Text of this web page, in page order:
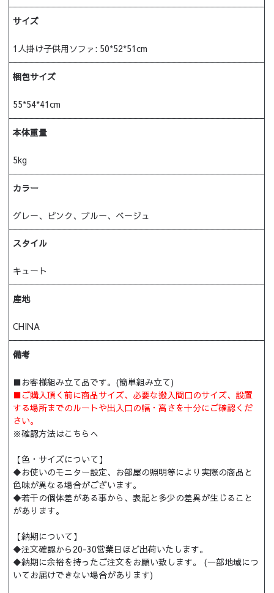
サイズ
1人掛け子供用ソファ: 50*52*51cm
梱包サイズ
55*54*41cm
本体重量
5kg
カラー
グレー、ピンク、ブルー、ベージュ
スタイル
キュート
産地
CHINA
備考
■お客様組み立て品です。(簡単組み立て)
■ご購入頂く前に商品サイズ、必要な搬入間口のサイズ、設置
する場所までのルートや出入口の幅・高さを十分にご確認くだ
さい。
※確認方法はこちらへ
【色・サイズについて】
◆お使いのモニター設定、お部屋の照明等により実際の商品と
色味が異なる場合がございます。
◆若干の個体差がある事から、表記と多少の差異が生じること
があります。
【納期について】
◆注文確認から20-30営業日ほど出荷いたします。
◆納期に余裕を持ったご注文をお願い致します。 (一部地域につ
いてお届けできない場合があります)